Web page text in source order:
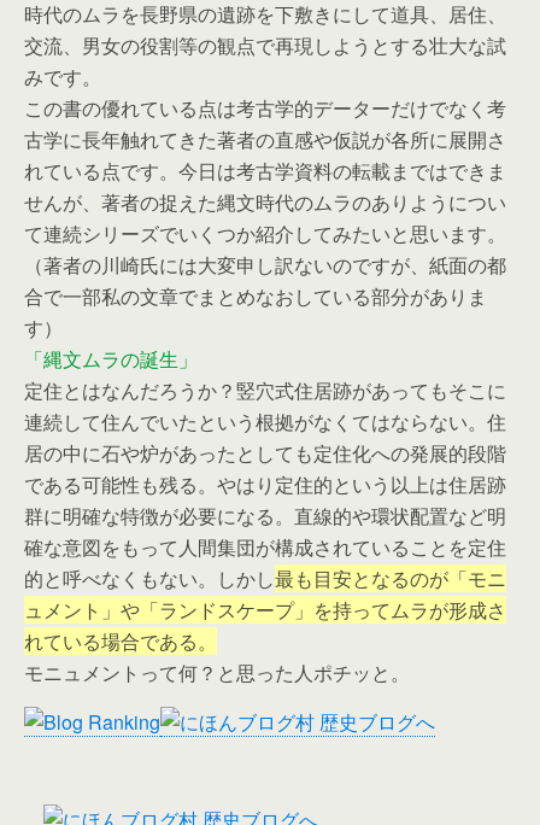
時代のムラを長野県の遺跡を下敷きにして道具、居住、
交流、男女の役割等の観点で再現しようとする壮大な試
みです。
この書の優れている点は考古学的データーだけでなく考
古学に長年触れてきた著者の直感や仮説が各所に展開さ
れている点です。今日は考古学資料の転載まではできま
せんが、著者の捉えた縄文時代のムラのありようについ
て連続シリーズでいくつか紹介してみたいと思います。
（著者の川崎氏には大変申し訳ないのですが、紙面の都
合で一部私の文章でまとめなおしている部分がありま
す）
「縄文ムラの誕生」
定住とはなんだろうか？竪穴式住居跡があってもそこに
連続して住んでいたという根拠がなくてはならない。住
居の中に石や炉があったとしても定住化への発展的段階
である可能性も残る。やはり定住的という以上は住居跡
群に明確な特徴が必要になる。直線的や環状配置など明
確な意図をもって人間集団が構成されていることを定住
的と呼べなくもない。しかし最も目安となるのが「モニ
ュメント」や「ランドスケープ」を持ってムラが形成さ
れている場合である。
モニュメントって何？と思った人ポチッと。